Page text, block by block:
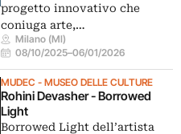
progetto innovativo che
coniuga arte,…
Milano (MI)
08/10/2025–06/01/2026
MUDEC - MUSEO DELLE CULTURE
Rohini Devasher - Borrowed
Light
Borrowed Light dell’artista